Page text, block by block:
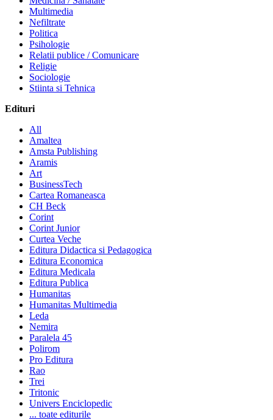
Multimedia
Nefiltrate
Politica
Psihologie
Relatii publice / Comunicare
Religie
Sociologie
Stiinta si Tehnica
Edituri
All
Amaltea
Amsta Publishing
Aramis
Art
BusinessTech
Cartea Romaneasca
CH Beck
Corint
Corint Junior
Curtea Veche
Editura Didactica si Pedagogica
Editura Economica
Editura Medicala
Editura Publica
Humanitas
Humanitas Multimedia
Leda
Nemira
Paralela 45
Polirom
Pro Editura
Rao
Trei
Tritonic
Univers Enciclopedic
... toate editurile